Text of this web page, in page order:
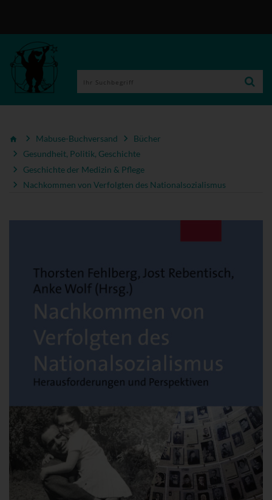
Mabuse-Buchversand
Bücher
Gesundheit, Politik, Geschichte
Geschichte der Medizin & Pflege
Nachkommen von Verfolgten des Nationalsozialismus